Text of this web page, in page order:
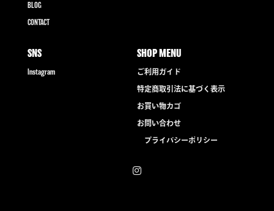
BLOG
CONTACT
SNS
Instagram
SHOP MENU
ご利用ガイド
特定商取引法に基づく表示
お買い物カゴ
お問い合わせ
プライバシーポリシー